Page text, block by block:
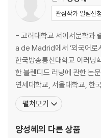
LECCION3 ¿Donde estas?
· Temas y Actividades 62
· Vocabulario y
LECCION4 ¿Que clases
수업을 듣니?
· Temas y Actividades 82
· Vocabulario y Expresiones
· Gramatica y Ejercicios 92
LECCION5 ¿Cuanto cuesta?
관심작가 알림신청
- 고려대학교 서어서문학
a de Madrid에서 ‘외국어로
한국방송통신대학교 이러닝
한 블렌디드 러닝에 관한 논문으로 석사 학위를 취득 -
연세대학교, 서울대학교, 한국
> - 고등학교 기초스페인어 EL ESPANOL (공저, 2011, 천재교육) -
고등학교 스페인어 회화 I
펼쳐보기
양성혜의 다른 상품